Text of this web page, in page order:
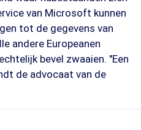
van Microsoft kunnen
tot de gegevens van
andere Europeanen
bevel zwaaien. "Een
de advocaat van de